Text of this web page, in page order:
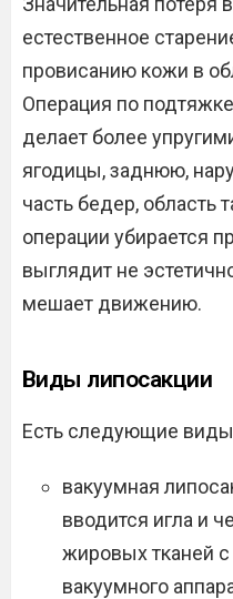
естественное
провисанию кожи в
Операция по
делает более
ягодицы, заднюю,
часть бедер, область
операции убирается
выглядит не
мешает движению.
Виды липосакции
Есть следующие
вакуумная
вводится игла и
жировых тканей
вакуумного